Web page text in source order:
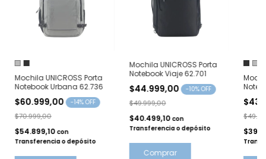
Mochila UNICROSS Porta
Notebook Urbana 62.736
$60.999,00 -14% OFF
$70.999,00
$54.899,10 con
Transferencia o depósito
Mochila UNICROSS Porta
Notebook Viaje 62.701
$44.999,00 -10% OFF
$49.999,00
$40.499,10 con
Transferencia o depósito
Comprar